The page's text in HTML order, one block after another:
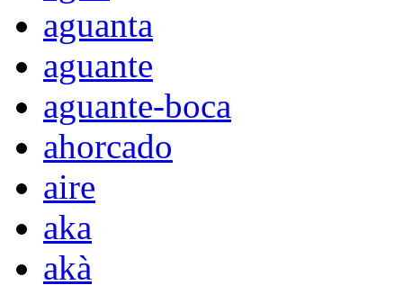
aguanta
aguante
aguante-boca
ahorcado
aire
aka
akà